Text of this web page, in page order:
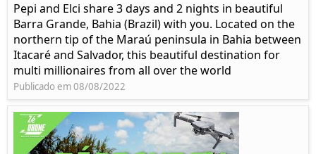
Pepi and Elci share 3 days and 2 nights in beautiful
Barra Grande, Bahia (Brazil) with you. Located on the
northern tip of the Maraú peninsula in Bahia between
Itacaré and Salvador, this beautiful destination for
multi millionaires from all over the world
Publicado em 08/08/2022